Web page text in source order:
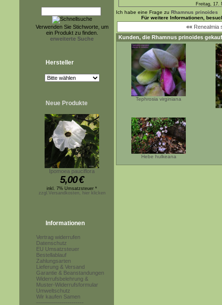
Verwenden Sie Stichworte, um
ein Produkt zu finden.
erweiterte Suche
Hersteller
Neue Produkte
Ipomoea pauciflora
5,00€
inkl. 7% Umsatzsteuer *
zzgl.Versandkosten, hier klicken
Informationen
Vertrag widerrufen
Datenschutz
EU Umsatzsteuer
Bestellablauf
Zahlungsarten
Lieferung & Versand
Garantie & Beanstandungen
Widerrufsbelehrung &
Muster-Widerrufsformular
Umweltschutz
Wir kaufen Samen
------------------------
Freitag, 17.
Ich habe eine Frage zu Rhamnus prinoides
Für weitere Informationen,
«« Renealmia
Kunden, die Rhamnus prinoides
Tephrosia virginiana
Hebe hulkeana